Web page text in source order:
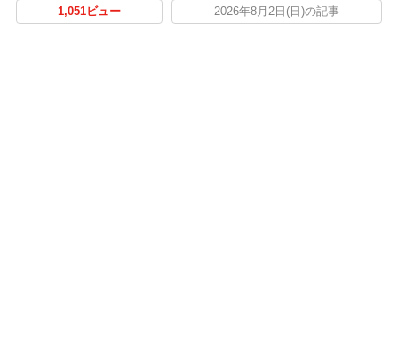
1,051ビュー 2026年8月2日(日)の記事